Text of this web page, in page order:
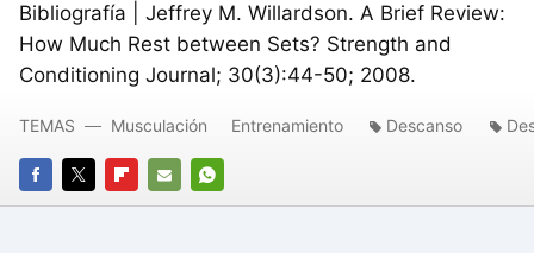
Bibliografía | Jeffrey M. Willardson. A Brief Review:
How Much Rest between Sets? Strength and
Conditioning Journal; 30(3):44-50; 2008.
FACEBOOK
TWITTERFLIPBOARD
E-
WHATSAPP
TEMAS Musculación Entrenamiento Descanso